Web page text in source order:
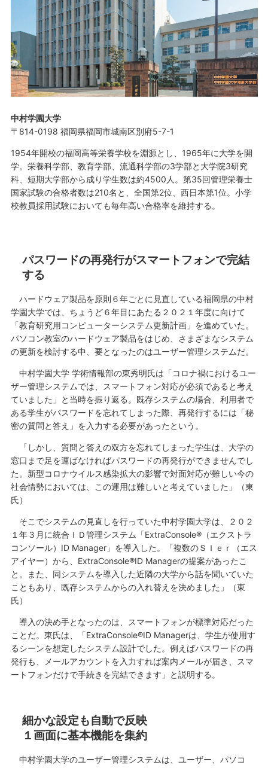
中村学園大学
〒814-0198 福岡県福岡市城南区別府5-7-1
1954年開校の福岡高等栄養学校を淵源とし、1965年に大学を開
学。栄養科学部、教育学部、流通科学部の3学部と大学院3研究
科、短期大学部から成り学生数は約4500人。第35回管理栄養士
国家試験の合格者数は210名と、全国第2位、西日本第1位。小学
校教員採用試験においても毎年高い合格率を維持する。
パスワードの再発行がスマートフォンで完結
する
ハードウェア製品を原則６年ごとに見直している福岡県の中村
学園大学では、ちょうど６年目にあたる２０２１年度に向けて
「教育研究用コンピューターシステム更新計画」を進めていた。
パソコン教室のハードウェア製品をはじめ、さまざまなシステム
の更新を検討する中、要となったのはユーザー管理システムだ。
中村学園大学 学術情報部の東秀明氏は「コロナ禍におけるユー
ザー管理システムでは、スマートフォン対応が必須であると考え
ていました」と当時を振り返る。既存システムの場合、利用者で
ある学生がパスワードを忘れてしまった際、再発行するには「秘
密の質問と答え」を入力する必要があったという。
「しかし、質問と答えの双方を忘れてしまった学生は、大学の
窓口まで足を運ばなければパスワードの再発行ができませんでし
た。新型コロナウイルス感染拡大の影響で対面対応が難しい今の
社会情勢においては、この運用は難しいと考えていました」（東
氏）
そこでシステムの見直しを行っていた中村学園大学は、２０２
１年３月に統合ＩＤ管理システム「ExtraConsole®（エクストラ
コンソール）ID Manager」を導入した。「複数のＳＩｅｒ（エス
アイヤー）から、ExtraConsole®ID Managerの提案があったこ
と。また、同システムを導入した近隣の大学から話を聞いていた
こともあり、既存システムからの入れ替えを決めました」（東
氏）
導入の決め手となったのは、スマートフォンが標準対応だった
ことだ。東氏は、「ExtraConsole®ID Managerは、学生が使用す
るシーンを想定したシステム設計でした。例えばパスワードの再
発行も、メールアカウントを入力すれば案内メールが届き、スマ
ートフォンだけで手続きを完結できます」と説明する。
細かな設定も自動で反映
１画面に基本機能を集約
中村学園大学のユーザー管理システムは、ユーザー、パソコ